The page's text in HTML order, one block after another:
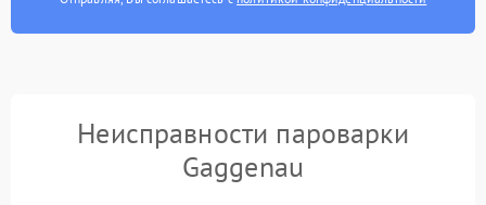
Неисправности пароварки
Gaggenau